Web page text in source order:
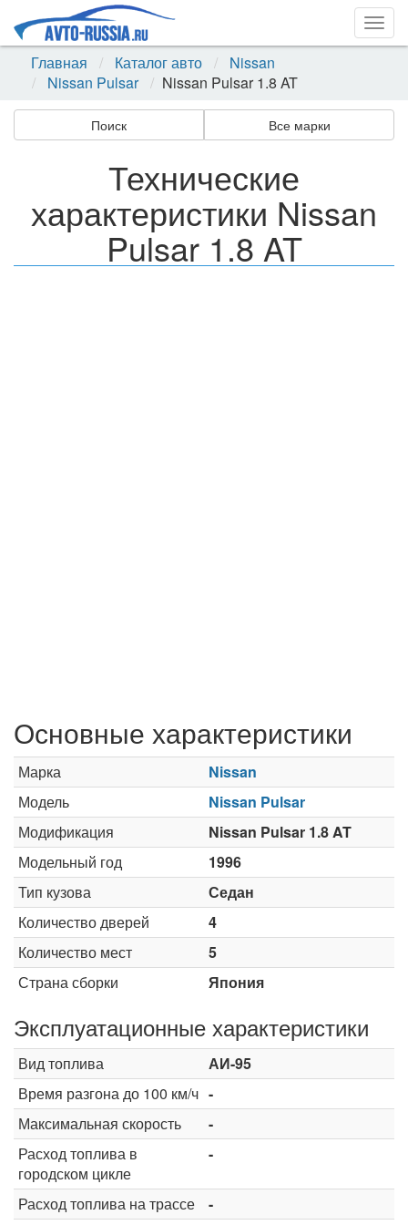
Главная
Каталог авто
Nissan
Nissan Pulsar
Nissan Pulsar 1.8 AT
Поиск Все марки
Технические
характеристики Nissan
Pulsar 1.8 AT
Основные характеристики
Марка
Nissan
Модель
Nissan Pulsar
Модификация
Nissan Pulsar 1.8 AT
Модельный год
1996
Тип кузова
Седан
Количество дверей
4
Количество мест
5
Страна сборки
Япония
Эксплуатационные характеристики
Вид топлива
АИ-95
Время разгона до 100 км/ч -
Максимальная скорость
-
Расход топлива в
городском цикле
-
Расход топлива на трассе
-